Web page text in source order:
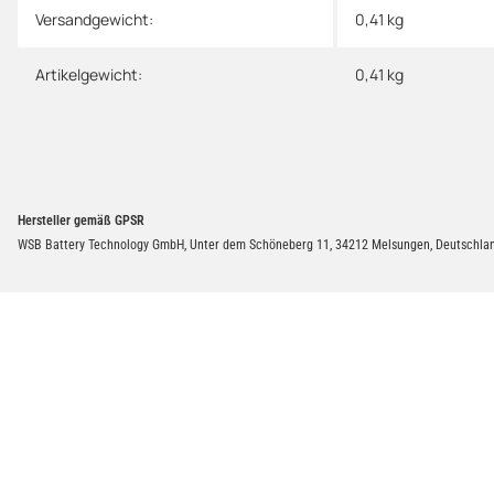
Versandgewicht: 0,41 kg
Artikelgewicht: 0,41 kg
Hersteller gemäß GPSR
WSB Battery Technology GmbH, Unter dem Schöneberg 11, 34212 Melsungen,